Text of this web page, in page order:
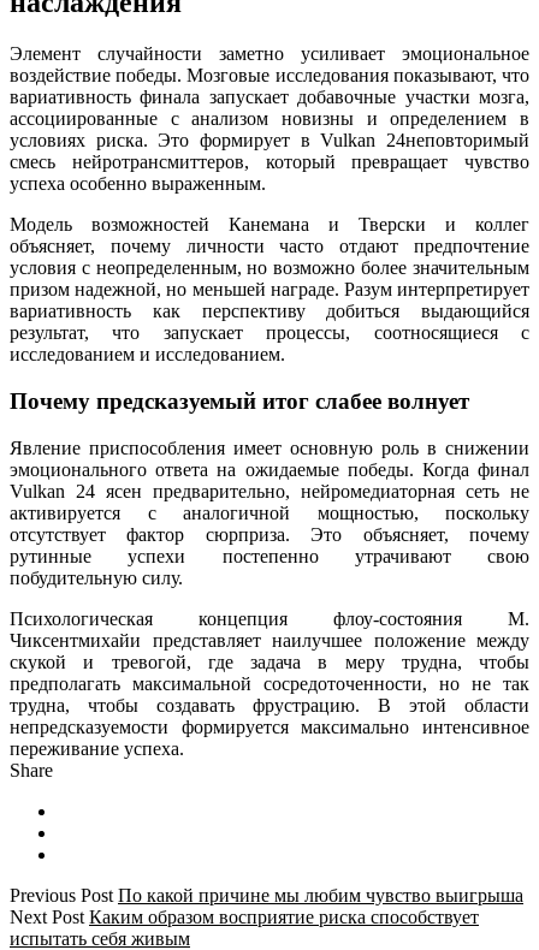
Элемент случайности заметно усиливает эмоциональное
воздействие победы. Мозговые исследования показывают, что
вариативность финала запускает добавочные участки мозга,
ассоциированные с анализом новизны и определением в
условиях риска. Это формирует в Vulkan 24неповторимый
смесь нейротрансмиттеров, который превращает чувство
успеха особенно выраженным.
Модель возможностей Канемана и Тверски и коллег
объясняет, почему личности часто отдают предпочтение
условия с неопределенным, но возможно более значительным
призом надежной, но меньшей награде. Разум интерпретирует
вариативность как перспективу добиться выдающийся
результат, что запускает процессы, соотносящиеся с
исследованием и исследованием.
Почему предсказуемый итог слабее волнует
Явление приспособления имеет основную роль в снижении
эмоционального ответа на ожидаемые победы. Когда финал
Vulkan 24 ясен предварительно, нейромедиаторная сеть не
активируется с аналогичной мощностью, поскольку
отсутствует фактор сюрприза. Это объясняет, почему
рутинные успехи постепенно утрачивают свою
побудительную силу.
Психологическая концепция флоу-состояния М.
Чиксентмихайи представляет наилучшее положение между
скукой и тревогой, где задача в меру трудна, чтобы
предполагать максимальной сосредоточенности, но не так
трудна, чтобы создавать фрустрацию. В этой области
непредсказуемости формируется максимально интенсивное
переживание успеха.
Share
Previous Post По какой причине мы любим чувство выигрыша
Next Post Каким образом восприятие риска способствует
испытать себя живым